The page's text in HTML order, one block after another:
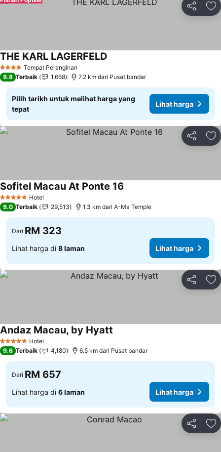
Kongsi
4 BintangTempat Peranginan
THE KARL LAGERFELD
9.8 Terbaik 1,668 7.2 km dari Pusat bandar
Pilih tarikh untuk melihat harga yang
tepat
Lihat harga
Kongsi
5 Bintang Hotel
Sofitel Macau At Ponte 16
9.0 Terbaik 29,513 1.3 km dari A-Ma Temple
Dari RM 323
Lihat harga di 8 laman Lihat harga
Kongsi
5 Bintang Hotel
Andaz Macau, by Hyatt
9.6 Terbaik 4,180 6.5 km dari Pusat bandar
Dari RM 657
Lihat harga di 6 laman Lihat harga
Kongsi